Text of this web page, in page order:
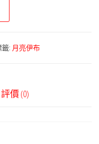
籤: 月亮伊布
評價 (0)